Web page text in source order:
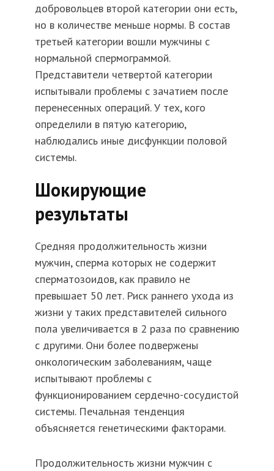
добровольцев второй категории они есть,
но в количестве меньше нормы. В состав
третьей категории вошли мужчины с
нормальной спермограммой.
Представители четвертой категории
испытывали проблемы с зачатием после
перенесенных операций. У тех, кого
определили в пятую категорию,
наблюдались иные дисфункции половой
системы.
Шокирующие
результаты
Средняя продолжительность жизни
мужчин, сперма которых не содержит
сперматозоидов, как правило не
превышает 50 лет. Риск раннего ухода из
жизни у таких представителей сильного
пола увеличивается в 2 раза по сравнению
с другими. Они более подвержены
онкологическим заболеваниям, чаще
испытывают проблемы с
функционированием сердечно-сосудистой
системы. Печальная тенденция
объясняется генетическими факторами.
Продолжительность жизни мужчин с